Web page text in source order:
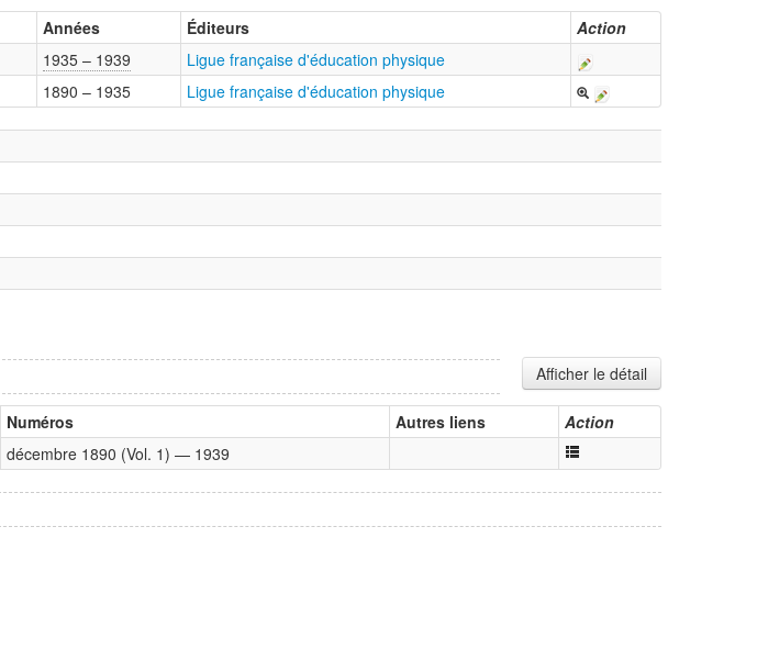
Années Éditeurs
Action
1935 – 1939
Ligue française d'éducation physique
1890 – 1935 Ligue française d'éducation physique
Afficher le détail
Numéros Autres liens
Action
décembre 1890 (Vol. 1) — 1939